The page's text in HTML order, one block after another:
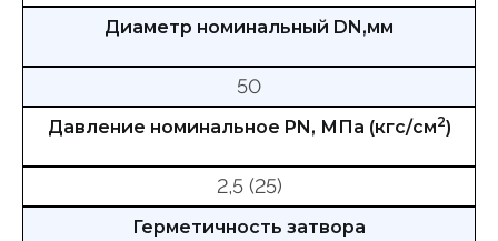
Диаметр номинальный DN,мм
50
Давление номинальное PN, МПа (кгс/см2)
2,5 (25)
Герметичность затвора